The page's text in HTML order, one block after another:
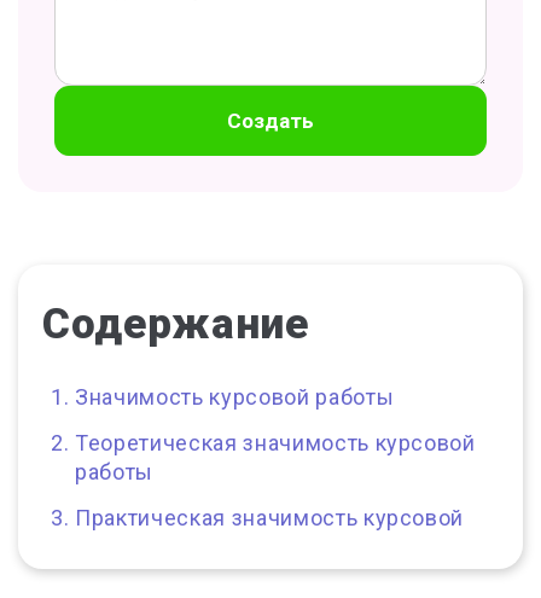
Создать
Содержание
Значимость курсовой работы
Теоретическая значимость курсовой
работы
Практическая значимость курсовой